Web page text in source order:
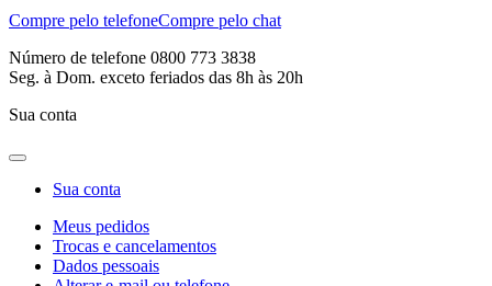
Compre pelo telefoneCompre pelo chat
Número de telefone 0800 773 3838
Seg. à Dom. exceto feriados das 8h às 20h
Sua conta
Sua conta
Meus pedidos
Trocas e cancelamentos
Dados pessoais